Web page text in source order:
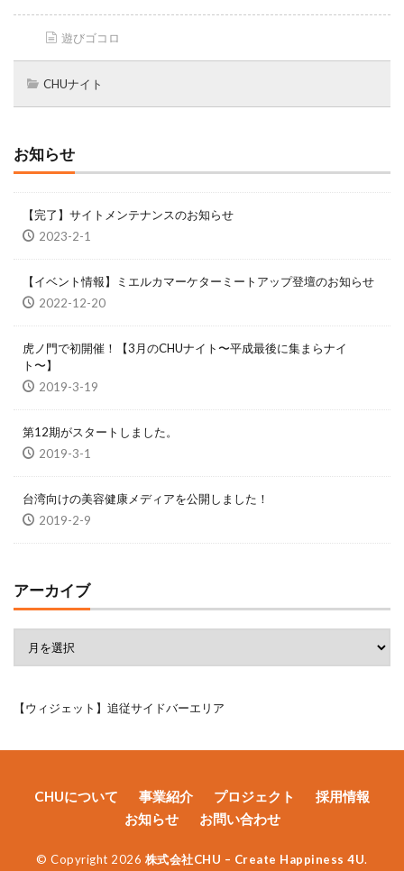
遊びゴコロ
CHUナイト
お知らせ
【完了】サイトメンテナンスのお知らせ
2023-2-1
【イベント情報】ミエルカマーケターミートアップ登壇のお知らせ
2022-12-20
虎ノ門で初開催！【3月のCHUナイト〜平成最後に集まらナイ
ト〜】
2019-3-19
第12期がスタートしました。
2019-3-1
台湾向けの美容健康メディアを公開しました！
2019-2-9
アーカイブ
【ウィジェット】追従サイドバーエリア
CHUについて 事業紹介 プロジェクト
採用情報
お知らせ
お問い合わせ
© Copyright 2026 株式会社CHU – Create Happiness 4U.